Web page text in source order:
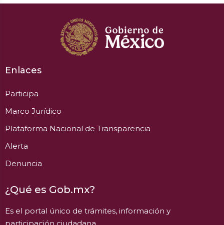
Enlaces
Participa
Marco Jurídico
Plataforma Nacional de Transparencia
Alerta
Denuncia
¿Qué es Gob.mx?
Es el portal único de trámites, información y